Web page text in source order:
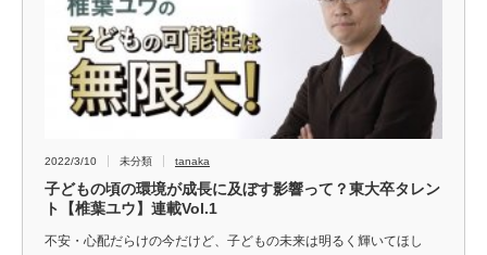
2022/3/10 未分類 tanaka
子どもの頃の環境が成長に及ぼす影響って？東大卒タレン
ト【椎葉ユウ】連載Vol.1
不安・心配だらけの今だけど、子どもの未来は明るく輝いてほし